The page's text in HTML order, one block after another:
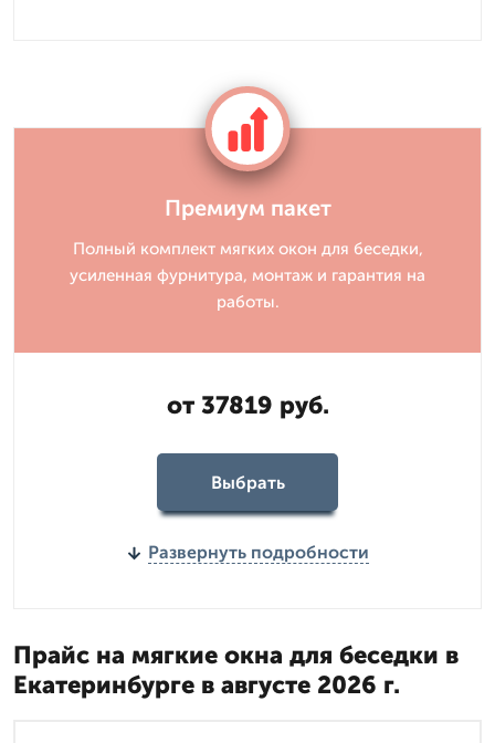
Премиум пакет
Полный комплект мягких окон для беседки,
усиленная фурнитура, монтаж и гарантия на
работы.
от 37819 руб.
Выбрать
Развернуть подробности
Прайс на мягкие окна для беседки в
Екатеринбурге в августе 2026 г.